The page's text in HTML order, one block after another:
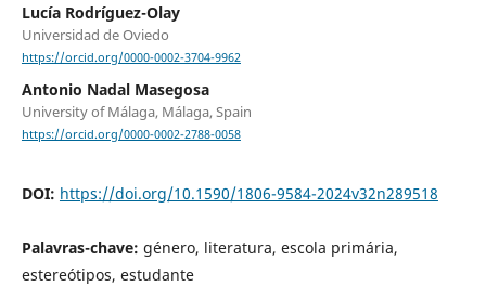
Lucía Rodríguez-Olay
Universidad de Oviedo
https://orcid.org/0000-0002-3704-9962
Antonio Nadal Masegosa
University of Málaga, Málaga, Spain
https://orcid.org/0000-0002-2788-0058
DOI: https://doi.org/10.1590/1806-9584-2024v32n289518
Palavras-chave: género, literatura, escola primária,
estereótipos, estudante